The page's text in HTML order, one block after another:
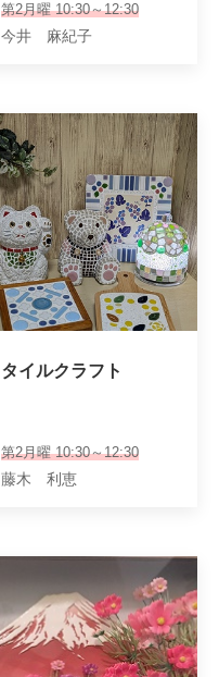
第2月曜 10:30～12:30
今井 麻紀子
タイルクラフト
第2月曜 10:30～12:30
藤木 利恵